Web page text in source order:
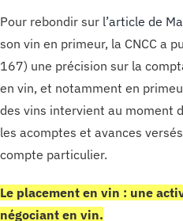
Pour rebondir sur l’article de
son vin en primeur, la CNCC a
167) une précision sur la
en vin, et notamment en
des vins intervient au moment
les acomptes et avances
compte particulier.
Le placement en vin : une
négociant en vin.